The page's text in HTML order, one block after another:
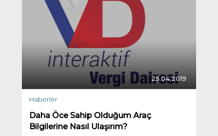
25.04.2019
Haberler
Daha Öce Sahip Olduğum Araç
Bilgilerine Nasıl Ulaşırım?